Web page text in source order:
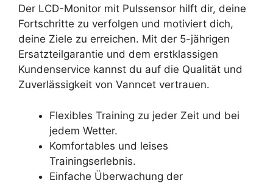
Der LCD-Monitor mit Pulssensor hilft dir, deine
Fortschritte zu verfolgen und motiviert dich,
deine Ziele zu erreichen. Mit der 5-jährigen
Ersatzteilgarantie und dem erstklassigen
Kundenservice kannst du auf die Qualität und
Zuverlässigkeit von Vanncet vertrauen.
Flexibles Training zu jeder Zeit und bei
jedem Wetter.
Komfortables und leises
Trainingserlebnis.
Einfache Überwachung der